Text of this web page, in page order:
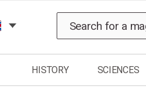
HISTORY SCIENCES